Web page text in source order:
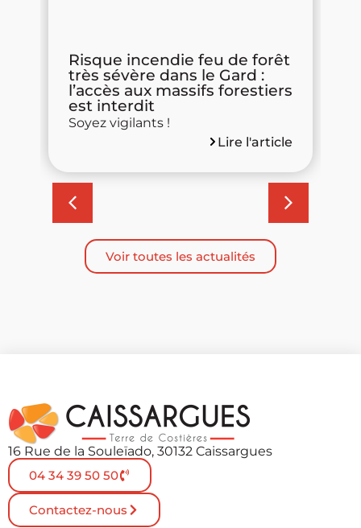
Risque incendie feu de forêt
très sévère dans le Gard :
l’accès aux massifs forestiers
est interdit
Soyez vigilants !
Lire l'article
Voir toutes les actualités
16 Rue de la Souleïado, 30132 Caissargues
04 34 39 50 50
Contactez-nous